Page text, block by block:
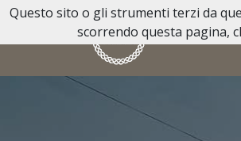
HOME
Questo sito o gli strumenti terzi da
scorrendo questa pagina,